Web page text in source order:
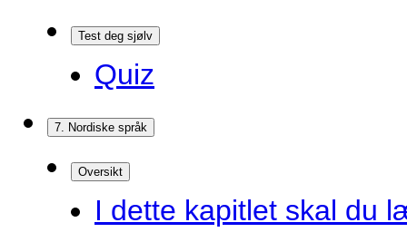
Test deg sjølv
Quiz
7. Nordiske språk
Oversikt
I dette kapitlet skal du